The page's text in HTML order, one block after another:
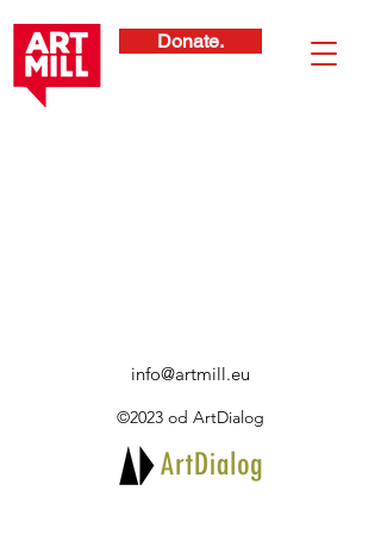
Donate.
info@artmill.eu
©2023 od ArtDialog